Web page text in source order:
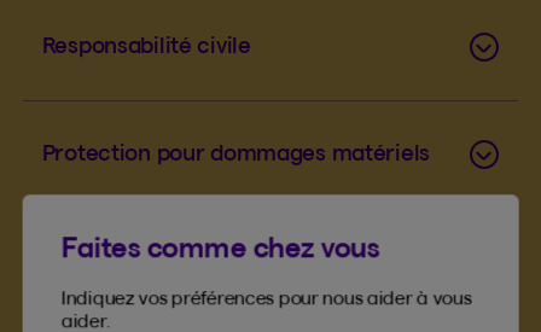
Responsabilité civile
Protection pour dommages matériels
Protection d’un véhicule loué ou
emprunté
Faites comme chez vous
Indiquez vos préférences pour nous aider à vous
aider.